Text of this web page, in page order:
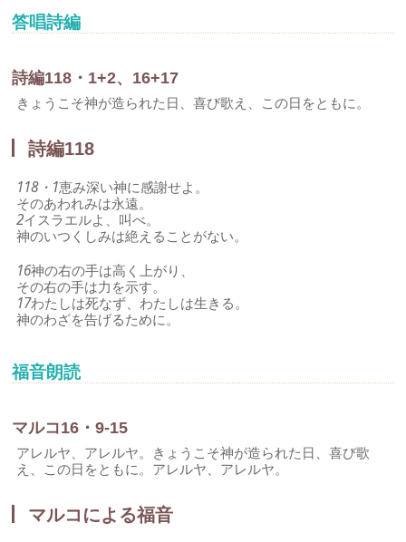
答唱詩編
詩編118・1+2、16+17
きょうこそ神が造られた日、喜び歌え、この日をともに。
詩編118
118・1恵み深い神に感謝せよ。
そのあわれみは永遠。
2イスラエルよ、叫べ。
神のいつくしみは絶えることがない。
16神の右の手は高く上がり、
その右の手は力を示す。
17わたしは死なず、わたしは生きる。
神のわざを告げるために。
福音朗読
マルコ16・9-15
アレルヤ、アレルヤ。きょうこそ神が造られた日、喜び歌
え、この日をともに。アレルヤ、アレルヤ。
マルコによる福音